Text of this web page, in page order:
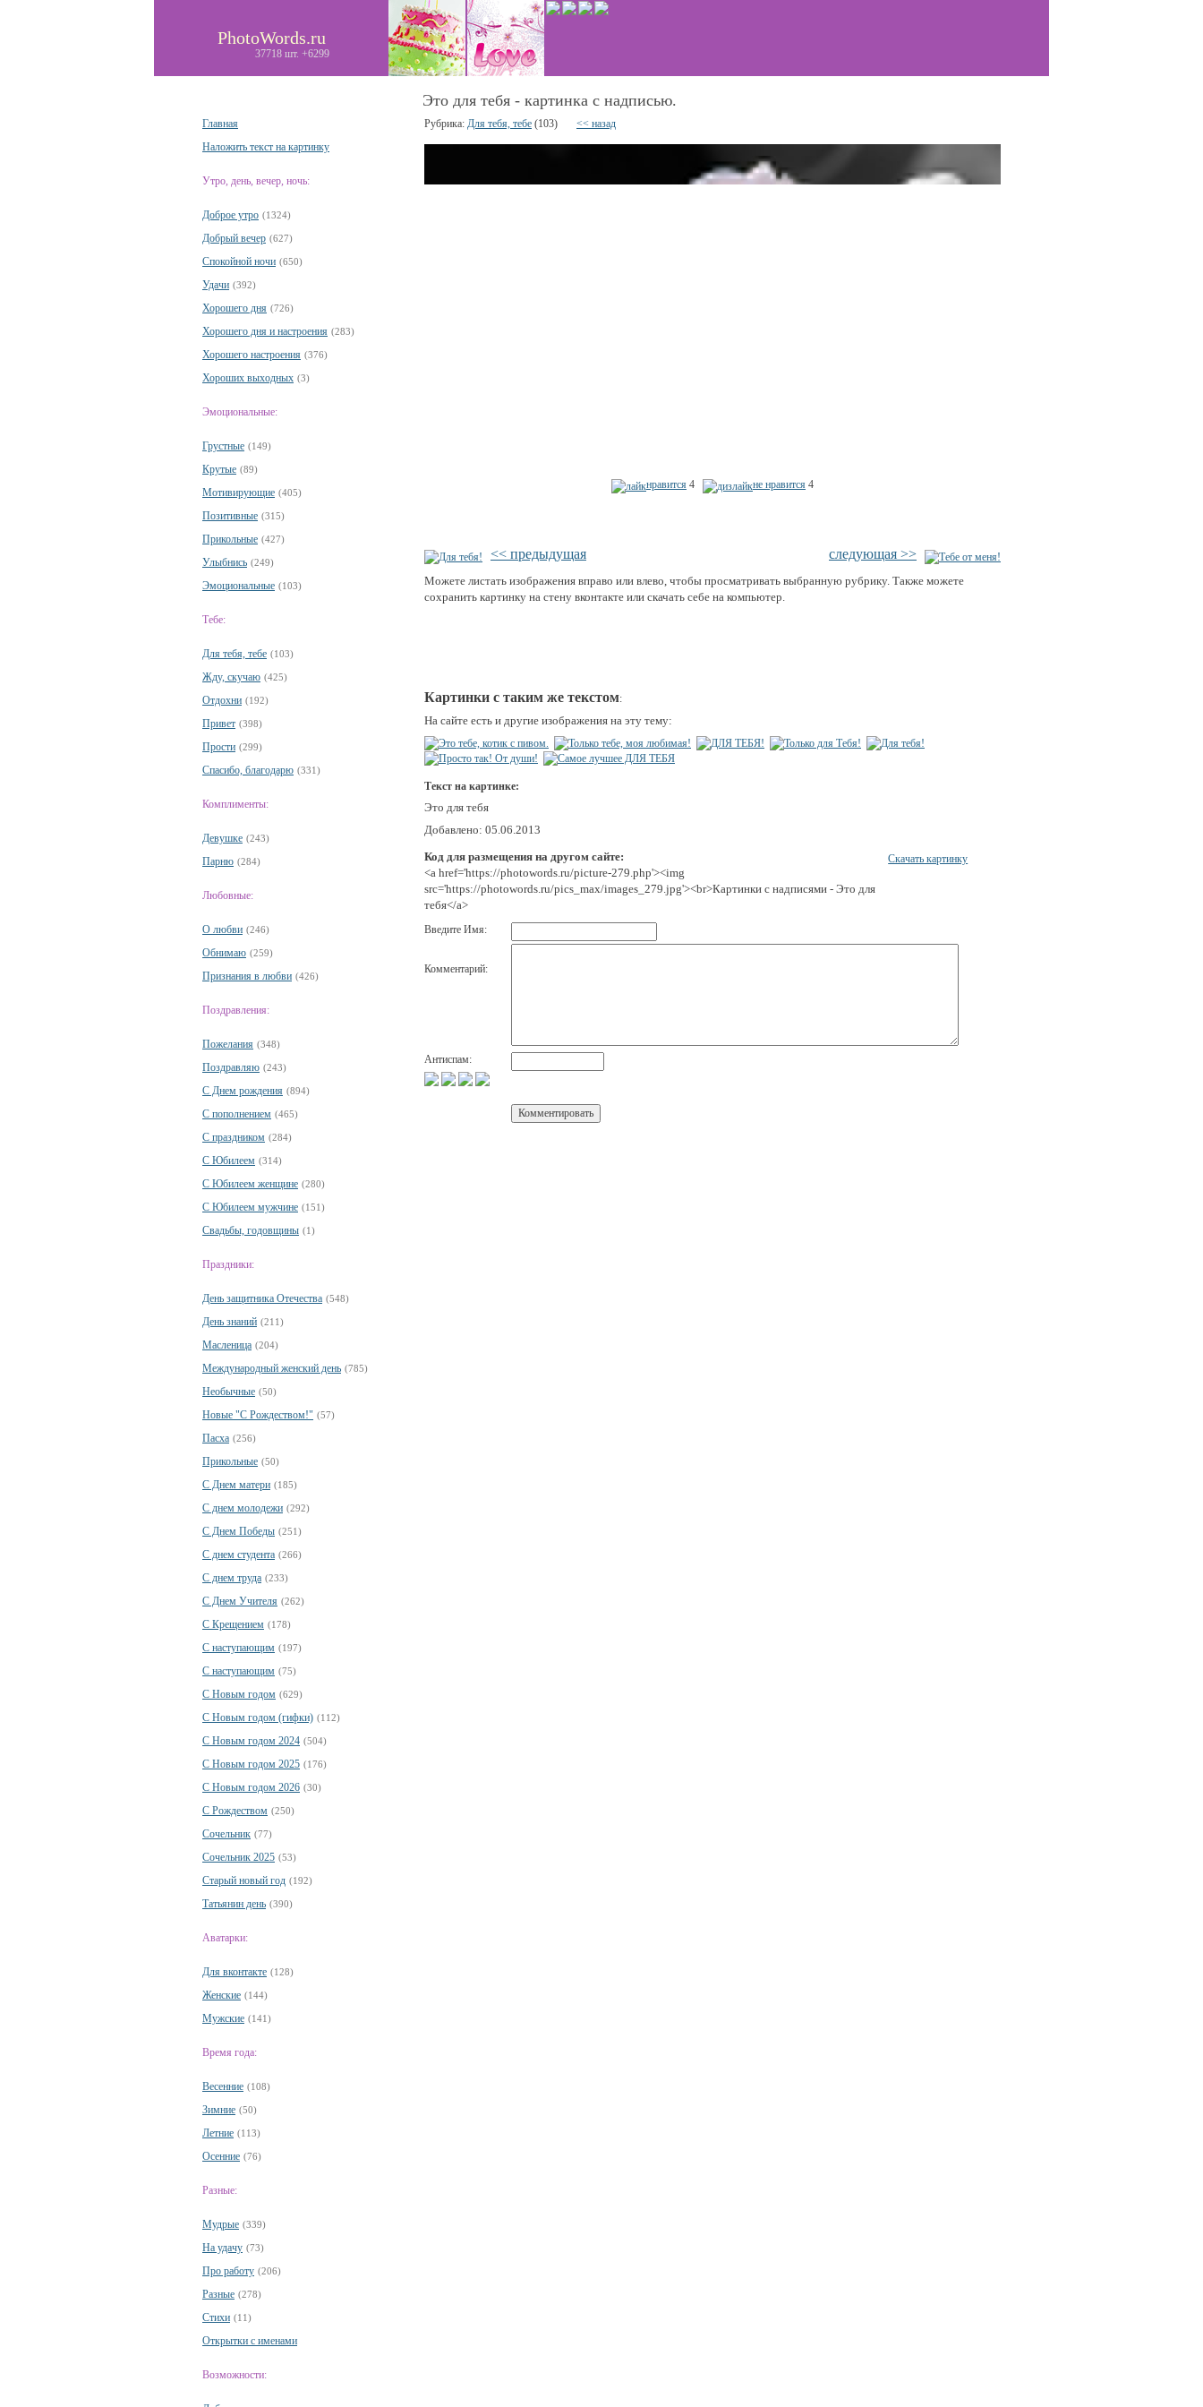
PhotoWords.ru
37718 шт. +6299
Главная
Наложить текст на картинку
Утро, день, вечер, ночь:
Доброе утро (1324)
Добрый вечер (627)
Спокойной ночи (650)
Удачи (392)
Хорошего дня (726)
Хорошего дня и настроения (283)
Хорошего настроения (376)
Хороших выходных (3)
Эмоциональные:
Грустные (149)
Крутые (89)
Мотивирующие (405)
Позитивные (315)
Прикольные (427)
Улыбнись (249)
Эмоциональные (103)
Тебе:
Для тебя, тебе (103)
Жду, скучаю (425)
Отдохни (192)
Привет (398)
Прости (299)
Спасибо, благодарю (331)
Комплименты:
Девушке (243)
Парню (284)
Любовные:
О любви (246)
Обнимаю (259)
Признания в любви (426)
Поздравления:
Пожелания (348)
Поздравляю (243)
С Днем рождения (894)
С пополнением (465)
С праздником (284)
С Юбилеем (314)
С Юбилеем женщине (280)
С Юбилеем мужчине (151)
Свадьбы, годовщины (1)
Праздники:
День защитника Отечества (548)
День знаний (211)
Масленица (204)
Международный женский день (785)
Необычные (50)
Новые "С Рождеством!" (57)
Пасха (256)
Прикольные (50)
С Днем матери (185)
С днем молодежи (292)
С Днем Победы (251)
С днем студента (266)
С днем труда (233)
С Днем Учителя (262)
С Крещением (178)
С наступающим (197)
С наступающим (75)
С Новым годом (629)
С Новым годом (гифки) (112)
С Новым годом 2024 (504)
С Новым годом 2025 (176)
С Новым годом 2026 (30)
С Рождеством (250)
Сочельник (77)
Сочельник 2025 (53)
Старый новый год (192)
Татьянин день (390)
Аватарки:
Для вконтакте (128)
Женские (144)
Мужские (141)
Время года:
Весенние (108)
Зимние (50)
Летние (113)
Осенние (76)
Разные:
Мудрые (339)
На удачу (73)
Про работу (206)
Разные (278)
Стихи (11)
Открытки с именами
Возможности:
Это для тебя - картинка с надписью.
Рубрика: Для тебя, тебе (103) << назад
нравится 4 не нравится 4
<< предыдущая следующая >>
Можете листать изображения вправо или влево, чтобы просматривать выбранную рубрику. Также можете
сохранить картинку на стену вконтакте или скачать себе на компьютер.
Картинки с таким же текстом:
На сайте есть и другие изображения на эту тему:
Текст на картинке:
Это для тебя
Добавлено: 05.06.2013
Код для размещения на другом сайте:
<a href='https://photowords.ru/picture-279.php'><img
src='https://photowords.ru/pics_max/images_279.jpg'><br>Картинки с надписями - Это для
тебя</a>
Скачать картинку
Введите Имя:
Комментарий:
Антиспам: